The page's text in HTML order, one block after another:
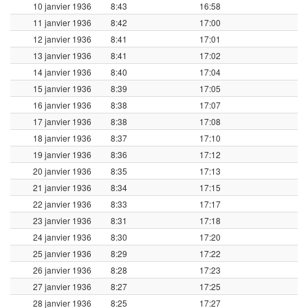
10 janvier 1936 8:43
16:58
11 janvier 1936
8:42
17:00
12 janvier 1936
8:41
17:01
13 janvier 1936
8:41
17:02
14 janvier 1936
8:40
17:04
15 janvier 1936
8:39
17:05
16 janvier 1936
8:38
17:07
17 janvier 1936
8:38
17:08
18 janvier 1936
8:37
17:10
19 janvier 1936
8:36
17:12
20 janvier 1936
8:35
17:13
21 janvier 1936
8:34
17:15
22 janvier 1936
8:33
17:17
23 janvier 1936
8:31
17:18
24 janvier 1936
8:30
17:20
25 janvier 1936
8:29
17:22
26 janvier 1936
8:28
17:23
27 janvier 1936
8:27
17:25
28 janvier 1936
8:25 17:27